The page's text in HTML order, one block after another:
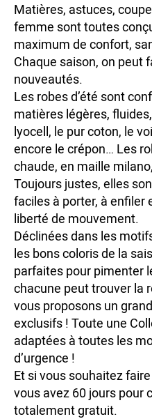
Matières, astuces,
femme sont toutes
maximum de confort,
Chaque saison, on peut
nouveautés.
Les robes d’été sont
matières légères,
lyocell, le pur coton, le
encore le crépon… Les
chaude, en maille
Toujours justes, elles
faciles à porter, à enfiler
liberté de mouvement.
Déclinées dans les
les bons coloris de la
parfaites pour pimenter
chacune peut trouver la
vous proposons un
exclusifs ! Toute une
adaptées à toutes les
d’urgence !
Et si vous souhaitez
vous avez 60 jours pour
totalement gratuit.